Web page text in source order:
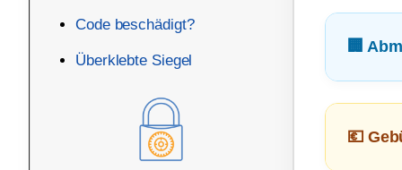
Code beschädigt?
Überklebte Siegel
🏢
💶